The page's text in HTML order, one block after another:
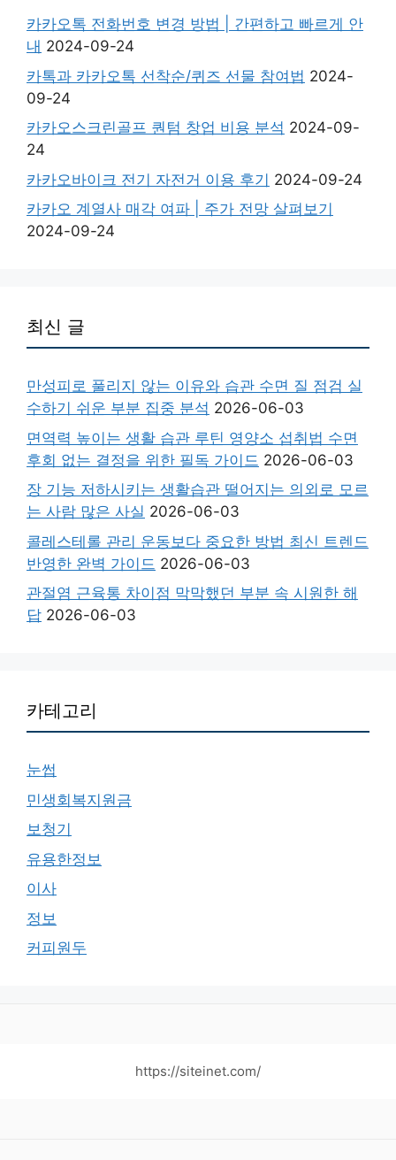
카카오톡 전화번호 변경 방법 | 간편하고 빠르게 안
내 2024-09-24
카톡과 카카오톡 선착순/퀴즈 선물 참여법 2024-
09-24
카카오스크린골프 퀀텀 창업 비용 분석 2024-09-
24
카카오바이크 전기 자전거 이용 후기 2024-09-24
카카오 계열사 매각 여파 | 주가 전망 살펴보기
2024-09-24
최신 글
만성피로 풀리지 않는 이유와 습관 수면 질 점검 실
수하기 쉬운 부분 집중 분석 2026-06-03
면역력 높이는 생활 습관 루틴 영양소 섭취법 수면
후회 없는 결정을 위한 필독 가이드 2026-06-03
장 기능 저하시키는 생활습관 떨어지는 의외로 모르
는 사람 많은 사실 2026-06-03
콜레스테롤 관리 운동보다 중요한 방법 최신 트렌드
반영한 완벽 가이드 2026-06-03
관절염 근육통 차이점 막막했던 부분 속 시원한 해
답 2026-06-03
카테고리
눈썹
민생회복지원금
보청기
유용한정보
이사
정보
커피원두
https://siteinet.com/